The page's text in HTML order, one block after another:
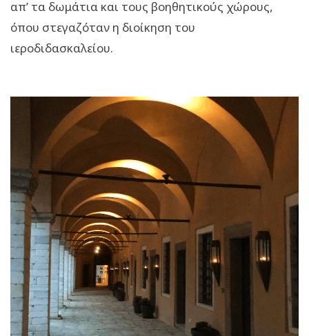
απ’ τα δωμάτια και τους βοηθητικούς χώρους,
όπου στεγαζόταν η διοίκηση του
ιεροδιδασκαλείου.